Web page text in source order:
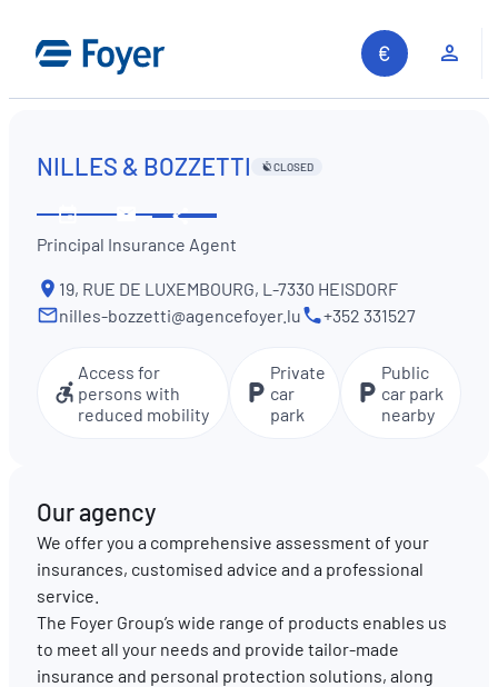
content
NILLES & BOZZETTI CLOSED
opening
hours
us
Share
Principal Insurance Agent
19, RUE DE LUXEMBOURG, L-7330 HEISDORF
nilles-bozzetti@agencefoyer.lu
+352 331527
Access for
persons with
reduced mobility
Private
car
park
Public
car park
nearby
Our agency
We offer you a comprehensive assessment of your
insurances, customised advice and a professional
service.
The Foyer Group’s wide range of products enables us
to meet all your needs and provide tailor-made
insurance and personal protection solutions, along